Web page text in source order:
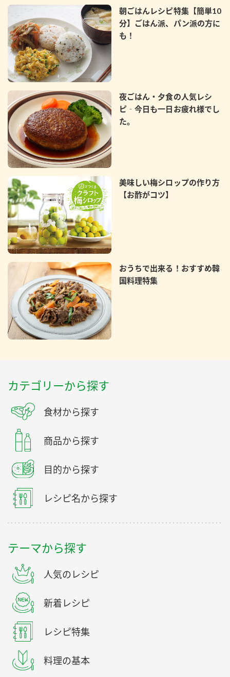
朝ごはんレシピ特集【簡単10
分】ごはん派、パン派の方に
も！
夜ごはん・夕食の人気レシ
ピ‐今日も一日お疲れ様でし
た。
美味しい梅シロップの作り方
【お酢がコツ】
おうちで出来る！おすすめ韓
国料理特集
カテゴリーから探す
食材から探す
商品から探す
目的から探す
レシピ名から探す
テーマから探す
人気のレシピ
新着レシピ
レシピ特集
料理の基本